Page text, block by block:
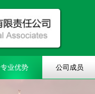
专业优势 公司成员